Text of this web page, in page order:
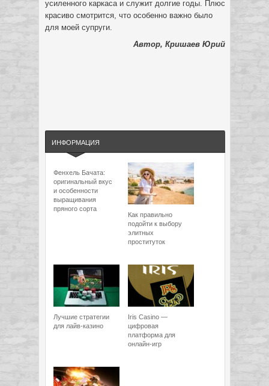
усиленного каркаса и служит долгие годы. Плюс
красиво смотрится, что особенно важно было
для моей супруги.
Автор, Кришаев Юрий
ИНФОРМАЦИЯ
Фенхель Бачата:
оригинальный вкус
и особенности
выращивания
пряного сорта
Как правильно
подойти к выбору
элитных
проституток
Лучшие стратегии
для лайв-казино
Iris Casino —
цифровая
платформа для
онлайн-игр